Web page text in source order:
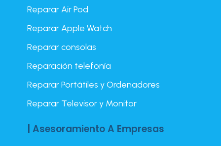
Reparar Air Pod
Reparar Apple Watch
Reparar consolas
Reparación telefonía
Reparar Portátiles y Ordenadores
Reparar Televisor y Monitor
| Asesoramiento A Empresas